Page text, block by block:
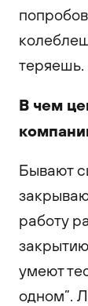
теряешь.
В чем
Бывают
работу
умеют
одном”.